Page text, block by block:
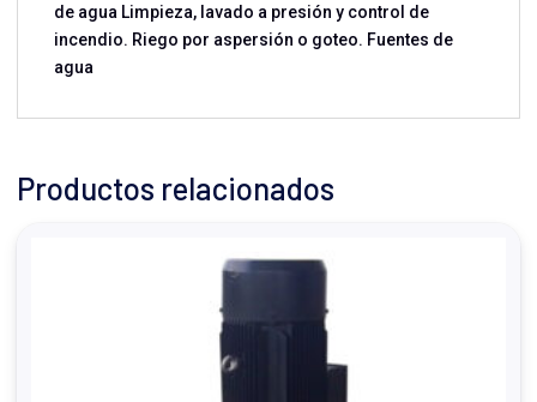
de agua Limpieza, lavado a presión y control de
incendio. Riego por aspersión o goteo. Fuentes de
agua
Productos relacionados